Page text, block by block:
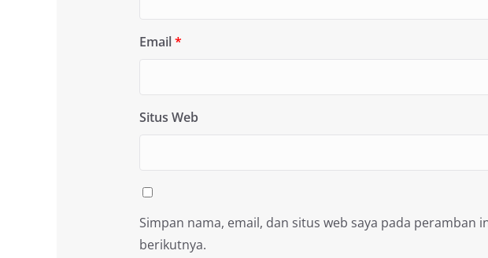
Email*
Situs Web
Simpan nama, email, dan situs web saya pada peramban
berikutnya.